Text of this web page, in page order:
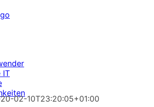
IT
02-10T23:20:05+01:00